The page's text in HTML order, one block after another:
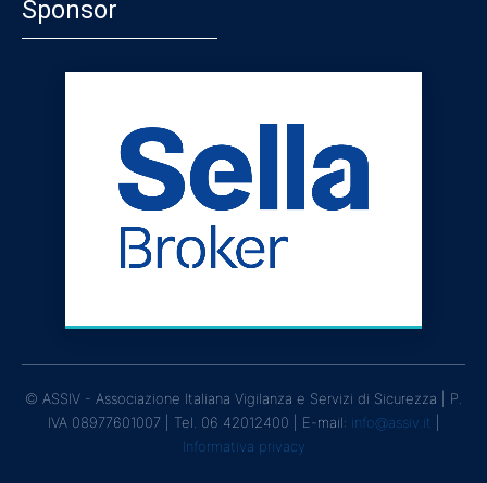
Sponsor
© ASSIV - Associazione Italiana Vigilanza e Servizi di Sicurezza | P.
IVA 08977601007 | Tel. 06 42012400 | E-mail: info@assiv.it
Informativa privacy